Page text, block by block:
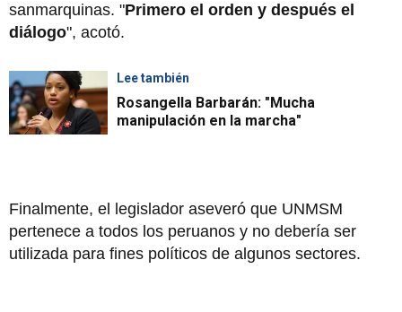
sanmarquinas. "Primero el orden y después el
diálogo", acotó.
Lee también
Rosangella Barbarán: "Mucha
manipulación en la marcha"
Finalmente, el legislador aseveró que UNMSM
pertenece a todos los peruanos y no debería ser
utilizada para fines políticos de algunos sectores.